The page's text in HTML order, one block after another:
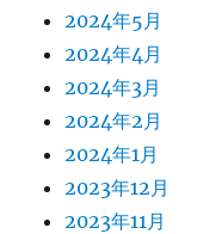
2024年5月
2024年4月
2024年3月
2024年2月
2024年1月
2023年12月
2023年11月